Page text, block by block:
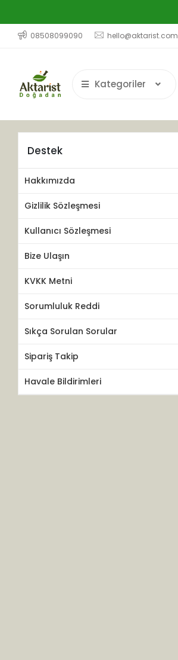
08508099090 hello@aktarist.com
Kategoriler
Destek
Hakkımızda
Gizlilik Sözleşmesi
Kullanıcı Sözleşmesi
Bize Ulaşın
KVKK Metni
Sorumluluk Reddi
Sıkça Sorulan Sorular
Sipariş Takip
Havale Bildirimleri